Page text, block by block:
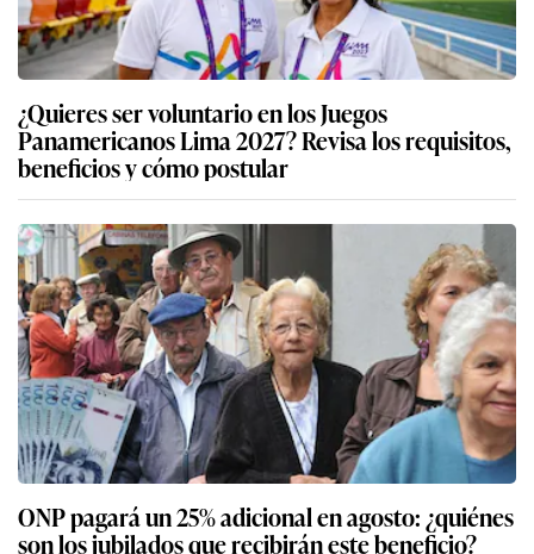
¿Quieres ser voluntario en los Juegos
Panamericanos Lima 2027? Revisa los requisitos,
beneficios y cómo postular
ONP pagará un 25% adicional en agosto: ¿quiénes
son los jubilados que recibirán este beneficio?